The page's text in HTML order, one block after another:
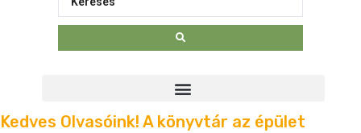
Kedves Olvasóink! A könyvtár az épület